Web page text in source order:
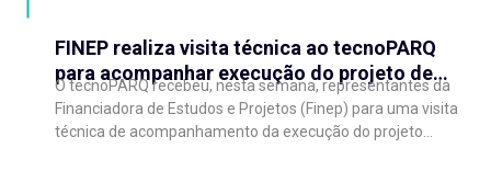
FINEP realiza visita técnica ao tecnoPARQ
para acompanhar execução do projeto de
expansão do Parque Tecnológico
O tecnoPARQ recebeu, nesta semana, representantes da
Financiadora de Estudos e Projetos (Finep) para uma visita
técnica de acompanhamento da execução do projeto